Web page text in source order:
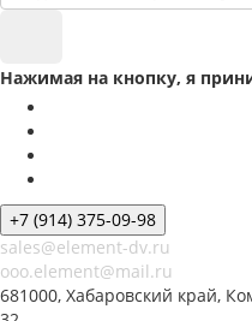
Нажимая на кнопку, я
+7 (914) 375-09-98
sales@element-dv.ru
ooo.element@mail.ru
681000, Хабаровский край,